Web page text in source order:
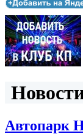
Автопарк